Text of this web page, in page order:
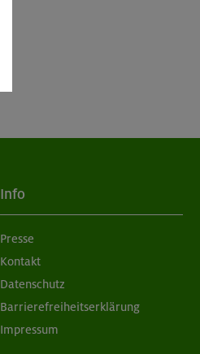
Info
Presse
Kontakt
Datenschutz
Barrierefreiheitserklärung
Impressum